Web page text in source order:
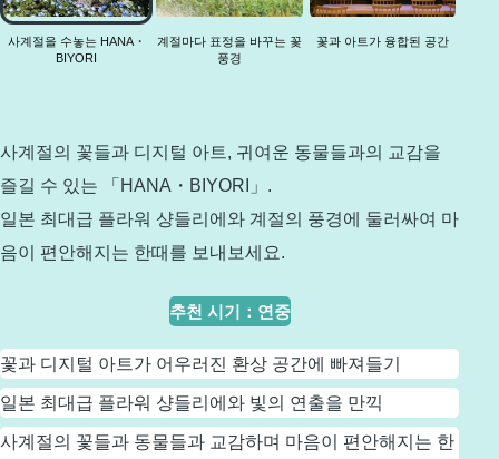
BIYORI
사계절을 수놓는 HANA・
BIYORI
계절마다 표정을 바꾸는 꽃
풍경
꽃과 아트가 융합된 공간
사계절의 꽃들과 디지털 아트, 귀여운 동물들과의 교감을
즐길 수 있는 「HANA・BIYORI」.
일본 최대급 플라워 샹들리에와 계절의 풍경에 둘러싸여 마
음이 편안해지는 한때를 보내보세요.
추천 시기 ： 연중
꽃과 디지털 아트가 어우러진 환상 공간에 빠져들기
일본 최대급 플라워 샹들리에와 빛의 연출을 만끽
사계절의 꽃들과 동물들과 교감하며 마음이 편안해지는 한